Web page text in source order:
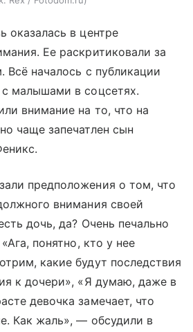
оказалась в центре
Ее раскритиковали за
Всё началось с публикации
малышами в соцсетях.
внимание на то, что на
чаще запечатлен сын
предположения о том, что
внимания своей
дочь, да? Очень печально
понятно, кто у нее
какие будут последствия
к дочери», «Я думаю, даже в
девочка замечает, что
Как жаль», — обсудили в